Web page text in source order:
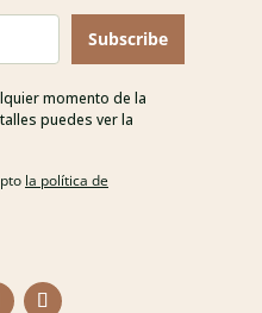
Subscribe
momento de la
puedes ver la
la política de